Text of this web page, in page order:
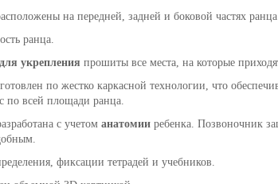
на передней, задней и боковой частях
ранца.
укрепления прошиты все места, на которые
по жестко каркасной технологии, что
по всей площади ранца.
с учетом анатомииребенка. Позвоночник
фиксации тетрадей и учебников.